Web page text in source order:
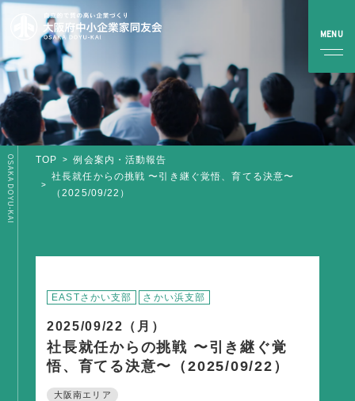
ブロック・支部案内・組織紹介
活動内容
TOP
例会案内・活動報告
社長就任からの挑戦 〜引き継ぐ覚悟、育てる決意〜
（2025/09/22）
OSAKA DOYU-KAI
EASTさかい支部 さかい浜支部
2025/09/22（月）
社長就任からの挑戦 〜引き継ぐ覚
悟、育てる決意〜（2025/09/22）
大阪南エリア